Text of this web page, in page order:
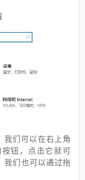
们可以在右上角
钮，点击它就可
我们也可以通过拖